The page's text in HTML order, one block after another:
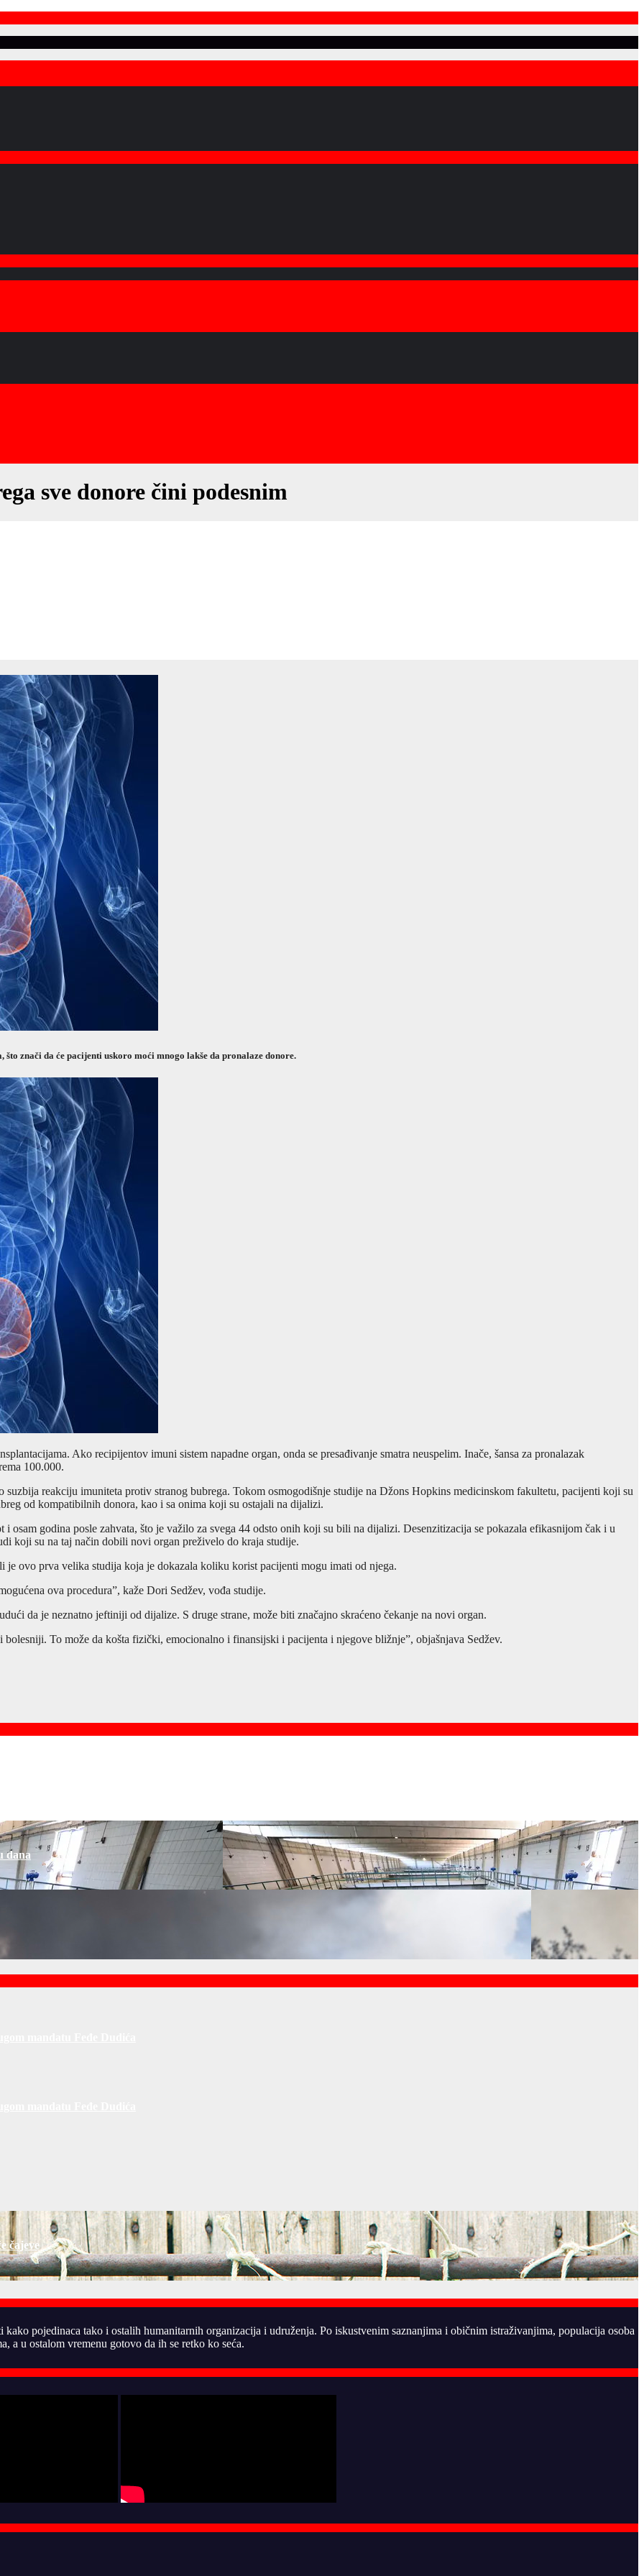
sve donore čini podesnim
znači da će pacijenti uskoro moći mnogo lakše da pronalaze donore.
Ako recipijentov imuni sistem napadne organ, onda se presađivanje smatra neuspelim. Inače, šansa za pronalazak
100.000.
reakciju imuniteta protiv stranog bubrega. Tokom osmogodišnje studije na Džons Hopkins medicinskom fakultetu, pacijenti koji su
od kompatibilnih donora, kao i sa onima koji su ostajali na dijalizi.
osam godina posle zahvata, što je važilo za svega 44 odsto onih koji su bili na dijalizi. Desenzitizacija se pokazala efikasnijom čak i u
koji su na taj način dobili novi organ preživelo do kraja studije.
je ovo prva velika studija koja je dokazala koliku korist pacijenti mogu imati od njega.
ova procedura”, kaže Dori Sedžev, vođa studije.
da je neznatno jeftiniji od dijalize. S druge strane, može biti značajno skraćeno čekanje na novi organ.
To može da košta fizički, emocionalno i finansijski i pacijenta i njegove bližnje”, objašnjava Sedžev.
dana
čajeve
pojedinaca tako i ostalih humanitarnih organizacija i udruženja. Po iskustvenim saznanjima i običnim istraživanjima, populacija osoba
a u ostalom vremenu gotovo da ih se retko ko seća.